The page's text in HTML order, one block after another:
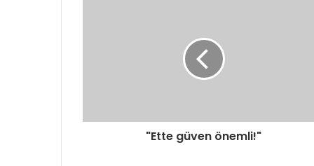
g
"Ette güven önemli!"